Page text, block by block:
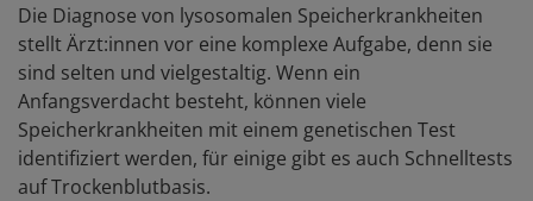
Die Diagnose von lysosomalen Speicherkrankheiten
stellt Ärzt:innen vor eine komplexe Aufgabe, denn sie
sind selten und vielgestaltig. Wenn ein
Anfangsverdacht besteht, können viele
Speicherkrankheiten mit einem genetischen Test
identifiziert werden, für einige gibt es auch Schnelltests
auf Trockenblutbasis.